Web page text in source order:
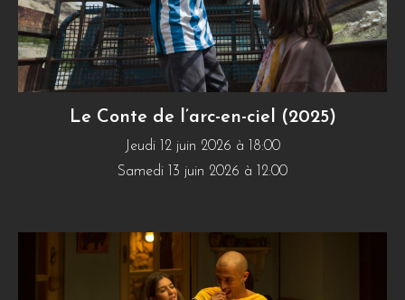
Le Conte de l’arc-en-ciel (2025)
Jeudi 12 juin 2026 à 18:00
Samedi 13 juin 2026 à 12:00